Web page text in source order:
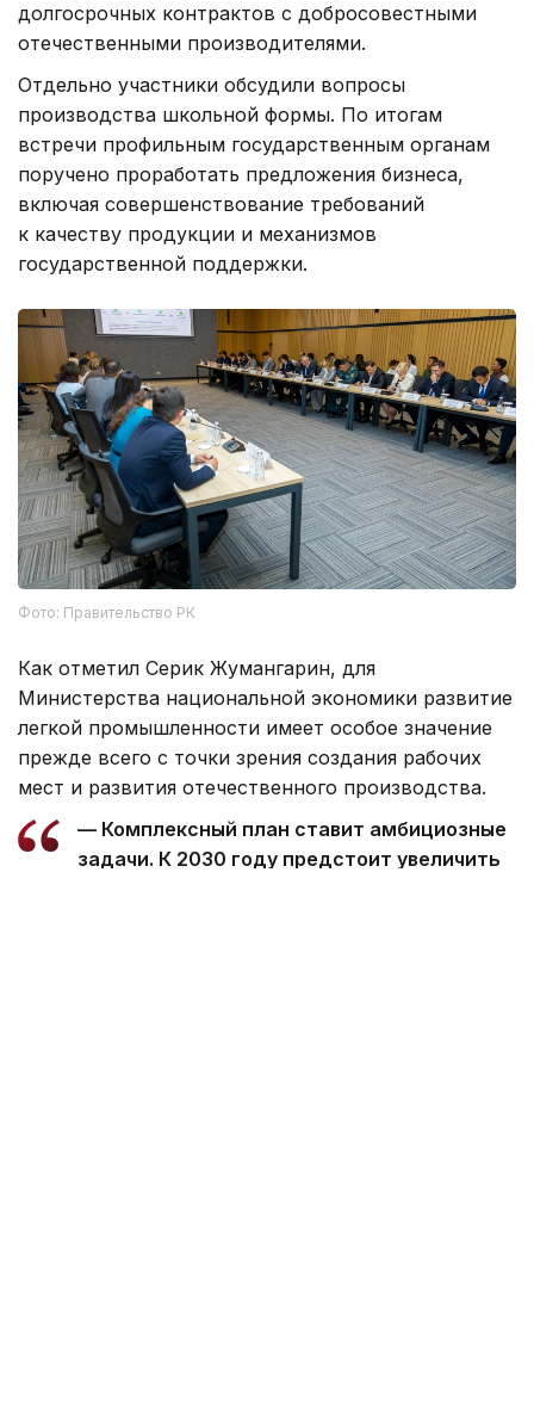
долгосрочных контрактов с добросовестными
отечественными производителями.
Отдельно участники обсудили вопросы
производства школьной формы. По итогам
встречи профильным государственным органам
поручено проработать предложения бизнеса,
включая совершенствование требований
к качеству продукции и механизмов
государственной поддержки.
Фото: Правительство РК
Как отметил Серик Жумангарин, для
Министерства национальной экономики развитие
легкой промышленности имеет особое значение
прежде всего с точки зрения создания рабочих
мест и развития отечественного производства.
— Комплексный план ставит амбициозные
задачи. К 2030 году предстоит увеличить